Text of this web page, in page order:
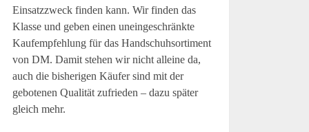
Einsatzzweck finden kann. Wir finden das
Klasse und geben einen uneingeschränkte
Kaufempfehlung für das Handschuhsortiment
von DM. Damit stehen wir nicht alleine da,
auch die bisherigen Käufer sind mit der
gebotenen Qualität zufrieden – dazu später
gleich mehr.